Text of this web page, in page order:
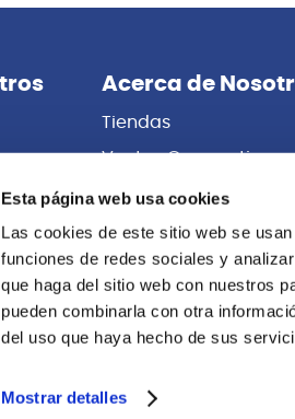
Esta página web usa cookies
Las cookies de este sitio web se
funciones de redes sociales y
que haga del sitio web con nuestros
pueden combinarla con otra
del uso que haya hecho de sus
Mostrar detalles
Vic Firth
5A VIC FIRTH